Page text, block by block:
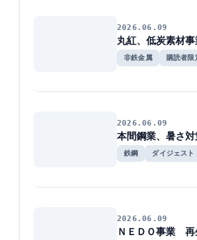
2026.06.09
丸紅、低炭素材
非鉄金属 購読者限
2026.06.09
本間鋼業、暑さ
鉄鋼 ダイジェスト
2026.06.09
ＮＥＤＯ事業 再